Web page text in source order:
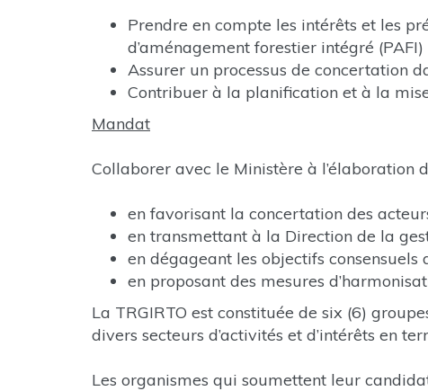
Prendre en compte les intérêts et les
d’aménagement forestier intégré (PAFI)
Assurer un processus de concertation
Contribuer à la planification et à la
Mandat
Collaborer avec le Ministère à l’élaboration
en favorisant la concertation des
en transmettant à la Direction de la
en dégageant les objectifs
en proposant des mesures
La TRGIRTO est constituée de six (6)
divers secteurs d’activités et d’intérêts en
Les organismes qui soumettent leur